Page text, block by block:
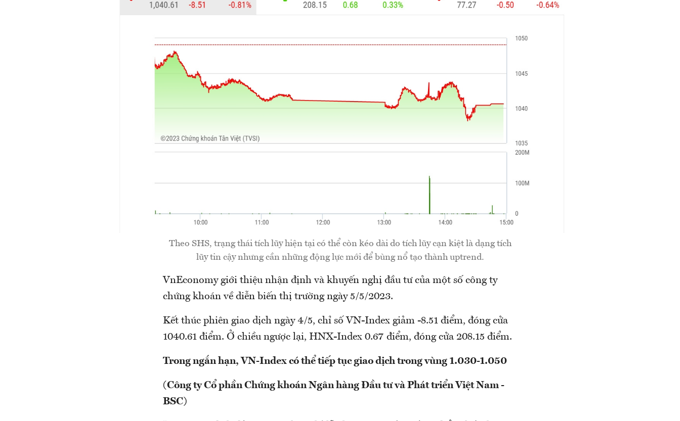
Theo SHS, trạng thái tích lũy hiện tại có thể còn kéo dài do tích lũy cạn kiệt là dạng tích
lũy tin cậy nhưng cần những động lực mới để bùng nổ tạo thành uptrend.
VnEconomy giới thiệu nhận định và khuyến nghị đầu tư của một số công ty
chứng khoán về diễn biến thị trường ngày 5/5/2023.
Kết thúc phiên giao dịch ngày 4/5, chỉ số VN-Index giảm -8.51 điểm, đóng cửa
1040.61 điểm. Ở chiều ngược lại, HNX-Index 0.67 điểm, đóng cửa 208.15 điểm.
Trong ngắn hạn, VN-Index có thể tiếp tục giao dịch trong vùng 1.030-1.050
(Công ty Cổ phần Chứng khoán Ngân hàng Đầu tư và Phát triển Việt Nam -
BSC)